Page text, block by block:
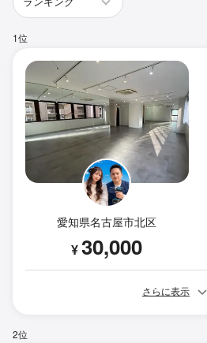
1位
愛知県名古屋市北区
¥30,000
さらに表示
2位